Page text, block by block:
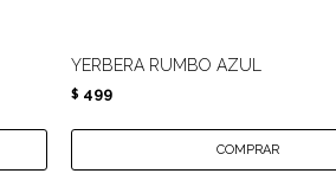
YERBERA RUMBO AZUL
$ 499